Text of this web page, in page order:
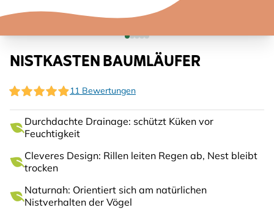
NISTKASTEN BAUMLÄUFER
11 Bewertungen
Durchdachte Drainage: schützt Küken vor
Feuchtigkeit
Cleveres Design: Rillen leiten Regen ab, Nest bleibt
trocken
Naturnah: Orientiert sich am natürlichen
Nistverhalten der Vögel